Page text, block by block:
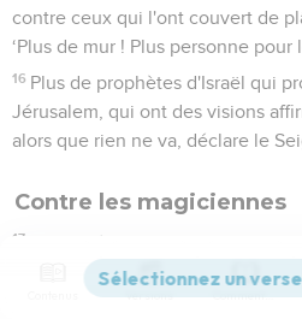
contre ceux qui l'ont couvert de
‘Plus de mur ! Plus personne pour
16 Plus de prophètes d'Israël qui
Jérusalem, qui ont des visions
alors que rien ne va, déclare le
Contre les magiciennes
17
filles de ton peuple qui
et prophétise contre elles !
Versions Commentaires